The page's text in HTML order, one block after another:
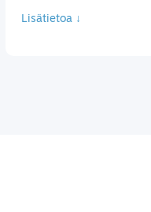
Lisätietoa ↓